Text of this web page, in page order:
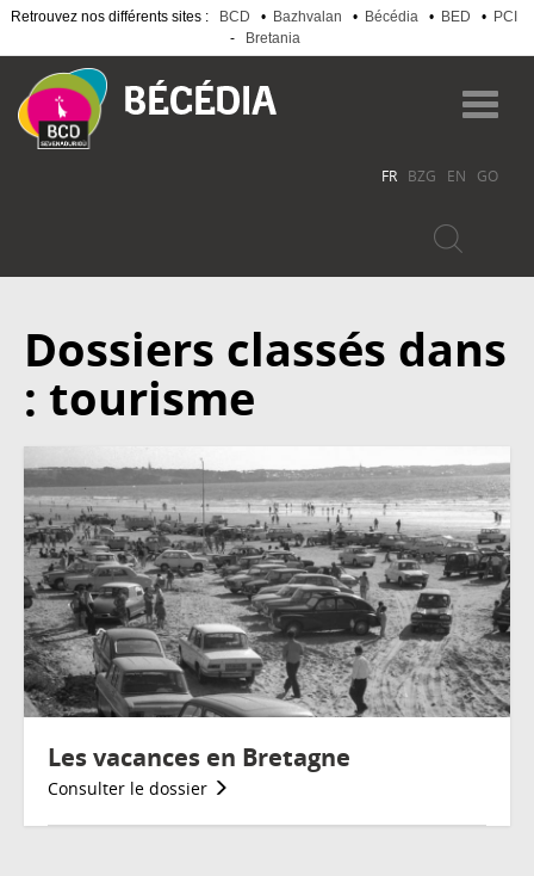
Retrouvez nos différents sites : BCD • Bazhvalan • Bécédia • BED •
PCI
-
Bretania
au
contenu
principal
FR BZG EN GO
Dossiers classés dans
: tourisme
Les vacances en Bretagne
Consulter le dossier